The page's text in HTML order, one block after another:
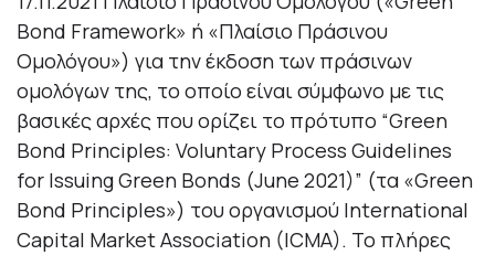
Bond Framework» ή «Πλαίσιο Πράσινου
Ομολόγου») για την έκδοση των πράσινων
ομολόγων της, το οποίο είναι σύμφωνο με τις
βασικές αρχές που ορίζει το πρότυπο “Green
Bond Principles: Voluntary Process Guidelines
for Issuing Green Bonds (June 2021)” (τα «Green
Bond Principles») του οργανισμού International
Capital Market Association (ICMA). Το πλήρες